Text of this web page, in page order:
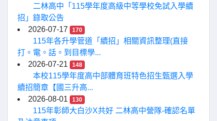
二林高中「115學年度高級中等學校免試入學續
招」錄取公告
2026-07-17
170
115年各升學管道「續招」相關資訊整理(直接
打。電。話。到目標學...
2026-07-21
148
本校115學年度高中部體育班特色招生甄選入學
續招簡章【國三升高...
2026-08-01
130
115年彰師大白沙X共好 二林高中營隊-確認名單